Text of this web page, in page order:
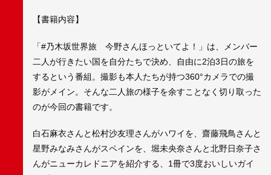
【書籍内容】
「#乃木坂世界旅 今野さんほっといてよ！」は、メンバー
二人が行きたい国を自分たちで決め、自由に2泊3日の旅を
するという番組。撮影も本人たちが持つ360°カメラでの撮
影がメイン。そんな二人旅の様子を余すことなく切り取った
のが今回の書籍です。
白石麻衣さんと松村沙友理さんがハワイを、齋藤飛鳥さんと
星野みなみさんがスペインを、堀未央奈さんと北野日奈子さ
んがニューカレドニアを紹介する、1冊で3度おいしいガイ